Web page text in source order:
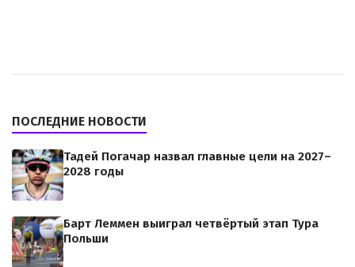
ПОСЛЕДНИЕ НОВОСТИ
Тадей Погачар назвал главные цели на 2027–
2028 годы
Барт Леммен выиграл четвёртый этап Тура
Польши